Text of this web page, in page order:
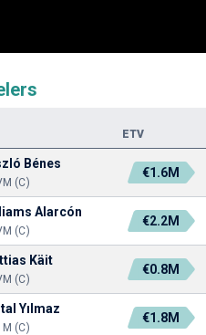
ETV
Bénes
(C)
€1.6M
Alarcón
(C)
€2.2M
Käit
(C)
€0.8M
Yılmaz
(C)
€1.8M